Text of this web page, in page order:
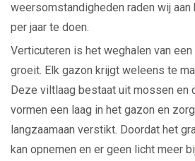
weersomstandigheden raden wij
per jaar te doen.
Verticuteren is het weghalen van
groeit. Elk gazon krijgt weleens te
Deze viltlaag bestaat uit mossen en
vormen een laag in het gazon en
langzaamaan verstikt. Doordat het
kan opnemen en er geen licht meer